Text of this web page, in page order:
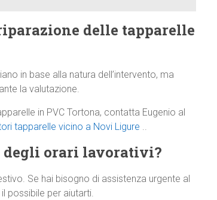
delle tapparelle
in base alla natura dell’intervento, ma
la valutazione.
in PVC Tortona, contatta Eugenio al
tapparelle vicino a Novi Ligure ..
degli orari lavorativi?
Se hai bisogno di assistenza urgente al
possibile per aiutarti.